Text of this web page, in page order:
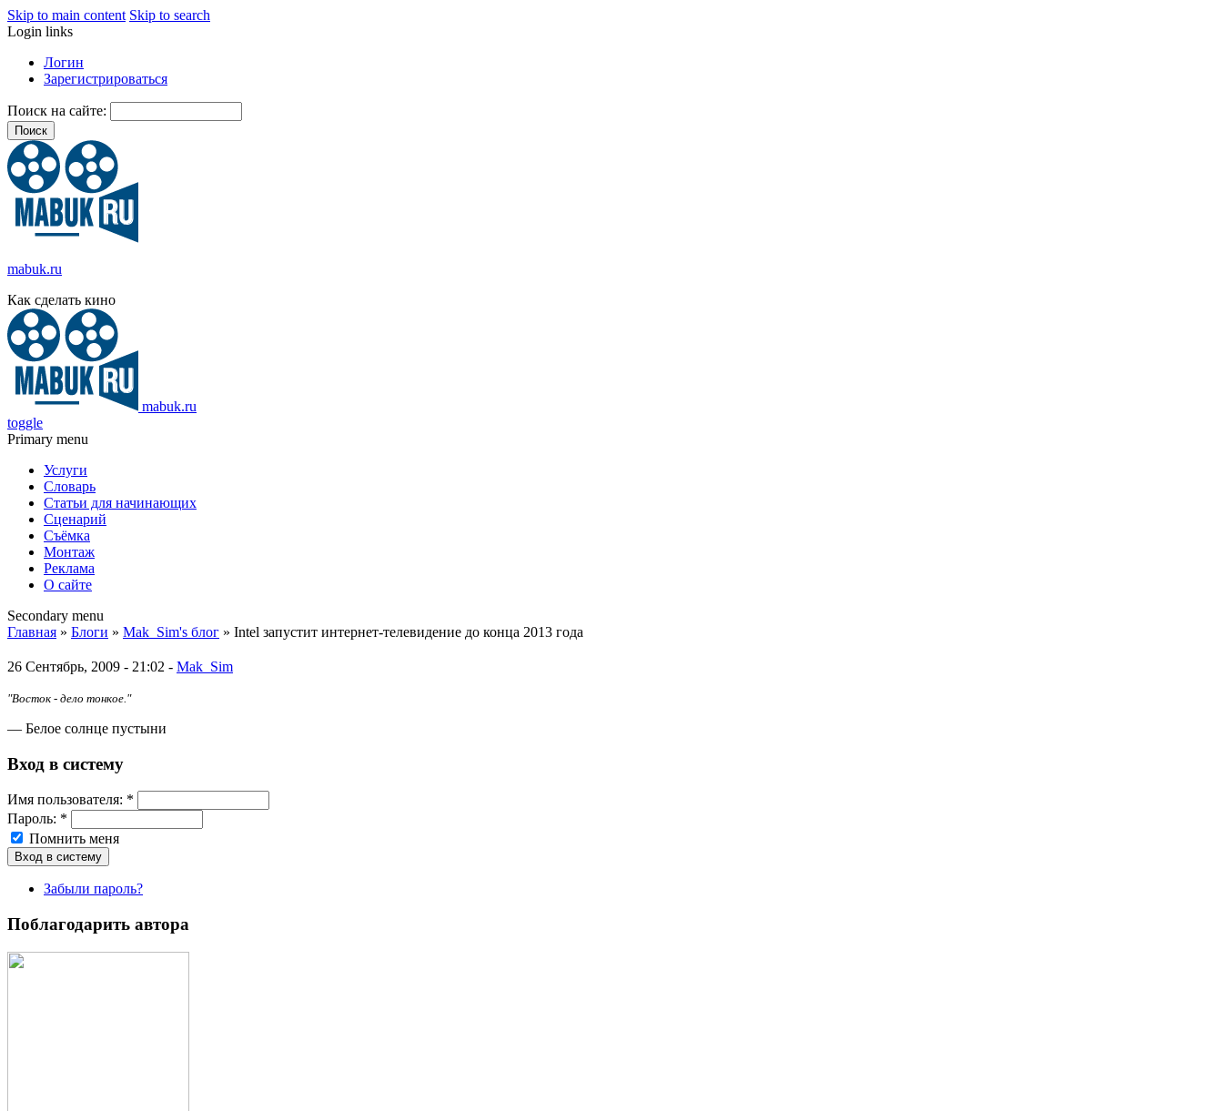
Skip to main content Skip to search
Login links
Логин
Зарегистрироваться
Поиск на сайте:
mabuk.ru
Как сделать кино
mabuk.ru
toggle
Primary menu
Услуги
Словарь
Статьи для начинающих
Сценарий
Съёмка
Монтаж
Реклама
О сайте
Secondary menu
Главная » Блоги » Mak_Sim's блог » Intel запустит интернет-телевидение до конца 2013 года
26 Сентябрь, 2009 - 21:02 - Mak_Sim
"Восток - дело тонкое."
— Белое солнце пустыни
Вход в систему
Имя пoльзовaтeля: *
Пароль: *
Помнить меня
Забыли пароль?
Поблагодарить автора